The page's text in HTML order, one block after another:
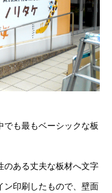
でも最もベーシックな板
のある丈夫な板材へ文字
ン印刷したもので、壁面